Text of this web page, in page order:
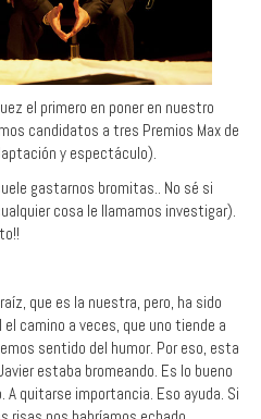
el primero en poner en nuestro
candidatos a tres Premios Max de
y espectáculo).
gastarnos bromitas.. No sé si
cosa le llamamos investigar).
que es la nuestra, pero, ha sido
camino a veces, que uno tiende a
sentido del humor. Por eso, esta
estaba bromeando. Es lo bueno
A quitarse importancia. Eso ayuda. Si